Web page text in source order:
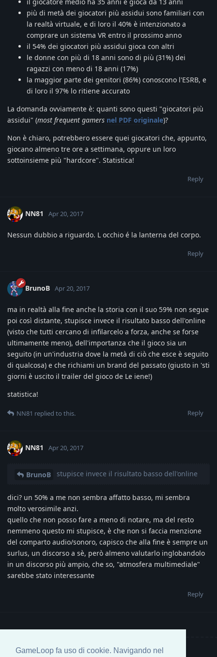
GameLoop fa uso di cookie. Navigando nel
più di metà dei giocatori più assidui sono familiari con
la realtà virtuale, e di loro il 40% è intenzionato a
comprare un sistema VR entro il prossimo anno
il 54% dei giocatori più assidui gioca con altri
le donne con più di 18 anni sono di più (31%) dei
ragazzi con meno di 18 anni (17%)
la maggior parte dei genitori (86%) conoscono l'ESRB, e
di loro il 97% lo ritiene accurato
La domanda ovviamente è: quanti sono questi "giocatori più
assidui" (most frequent gamers nel PDF originale)?
Non è chiaro, potrebbero essere quei giocatori che, appunto,
giocano almeno tre ore a settimana, oppure un loro
sottoinsieme più "hardcore". Statistica!
Reply
NN81 Apr 20, 2017
Nessun dubbio a riguardo. L occhio é la lanterna del corpo.
Reply
BrunoB Apr 20, 2017
ma in realtà alla fine anche la storia con il suo 59% non segue
poi così distante, stupisce invece il risultato basso dell'online
(visto che tutti cercano di infilarcelo a forza, anche se forse
ultimamente meno), dell'importanza che il gioco sia un
seguito (in un'industria dove la metà di ciò che esce è seguito
di qualcosa) e che richiami un brand del passato (giusto in 'sti
giorni è uscito il trailer del gioco de Le iene!)
statistica!
Reply
NN81 replied to this.
NN81 Apr 20, 2017
BrunoB stupisce invece il risultato basso dell'online
dici? un 50% a me non sembra affatto basso, mi sembra
molto verosimile anzi.
quello che non posso fare a meno di notare, ma del resto
nemmeno questo mi stupisce, è che non si faccia menzione
del comparto audio/sonoro, capisco che alla fine è sempre un
surlus, un discorso a sè, però almeno valutarlo inglobandolo
in un discorso più ampio, che so, "atmosfera multimediale"
sarebbe stato interessante
Reply
Write a Reply...